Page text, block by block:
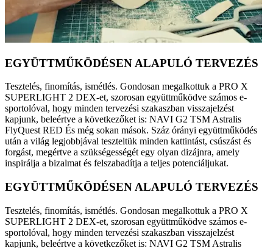
EGYÜTTMŰKÖDÉSEN ALAPULÓ TERVEZÉS
Tesztelés, finomítás, ismétlés. Gondosan megalkottuk a PRO X
SUPERLIGHT 2 DEX-et, szorosan együttműködve számos e-
sportolóval, hogy minden tervezési szakaszban visszajelzést
kapjunk, beleértve a következőket is: NAVI G2 TSM Astralis
FlyQuest RED És még sokan mások. Száz órányi együttműködés
után a világ legjobbjával teszteltük minden kattintást, csúszást és
forgást, megértve a szükségességét egy olyan dizájnra, amely
inspirálja a bizalmat és felszabadítja a teljes potenciáljukat.
EGYÜTTMŰKÖDÉSEN ALAPULÓ TERVEZÉS
Tesztelés, finomítás, ismétlés. Gondosan megalkottuk a PRO X
SUPERLIGHT 2 DEX-et, szorosan együttműködve számos e-
sportolóval, hogy minden tervezési szakaszban visszajelzést
kapjunk, beleértve a következőket is: NAVI G2 TSM Astralis